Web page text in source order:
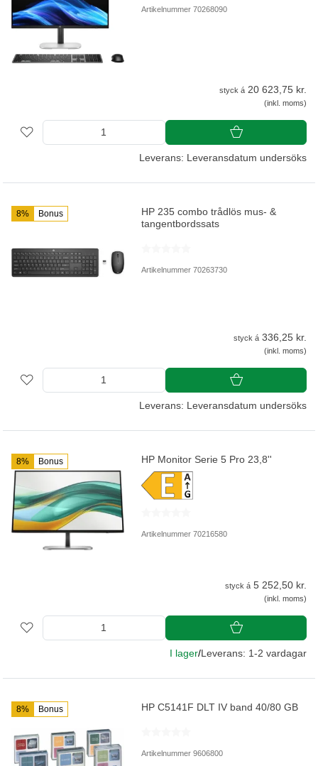
Artikelnummer 70268090
styck á 20 623,75 kr.
(inkl. moms)
Leverans: Leveransdatum undersöks
8% Bonus
HP 235 combo trådlös mus- &
tangentbordssats
Artikelnummer 70263730
styck á 336,25 kr.
(inkl. moms)
Leverans: Leveransdatum undersöks
8% Bonus HP Monitor Serie 5 Pro 23,8''
Artikelnummer 70216580
styck á 5 252,50 kr.
(inkl. moms)
I lager/Leverans: 1-2 vardagar
8% Bonus HP C5141F DLT IV band 40/80 GB
Artikelnummer 9606800